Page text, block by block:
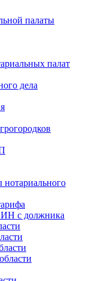
палаты
палат
дела
ИН с должника